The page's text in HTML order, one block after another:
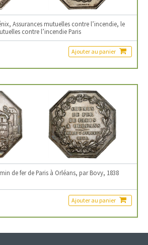
Assurances mutuelles contre l’incendie, le
contre l’incendie Paris
Ajouter au panier
de fer de Paris à Orléans, par Bovy, 1838
Ajouter au panier